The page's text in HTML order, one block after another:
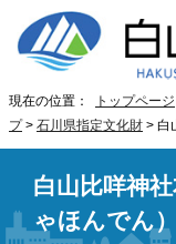
現在の位置： トップページ
プ> 石川県指定文化財 > 白
白山比咩神
ゃほんでん）